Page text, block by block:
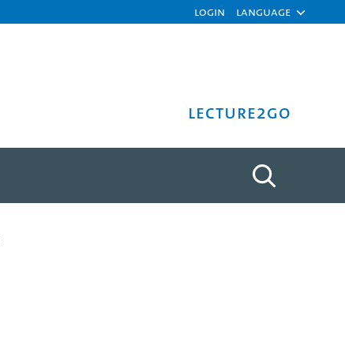
Login Language
Lecture2Go